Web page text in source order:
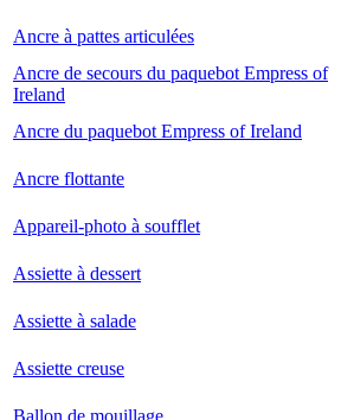
Ancre à pattes articulées
Ancre de secours du paquebot Empress of
Ireland
Ancre du paquebot Empress of Ireland
Ancre flottante
Appareil-photo à soufflet
Assiette à dessert
Assiette à salade
Assiette creuse
Ballon de mouillage